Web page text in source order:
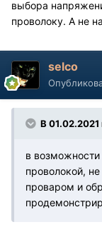
выбора
проволоку. А не
selco
В 01.02.2021
в
проволокой,
проваром и